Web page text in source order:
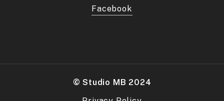
Facebook
© Studio MB 2024